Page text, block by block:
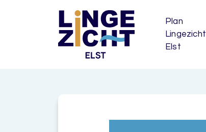
Plan
Lingezicht
Elst